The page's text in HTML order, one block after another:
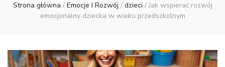
Strona główna / Emocje I Rozwój / dzieci / Jak wspierać rozwój
emocjonalny dziecka w wieku przedszkolnym